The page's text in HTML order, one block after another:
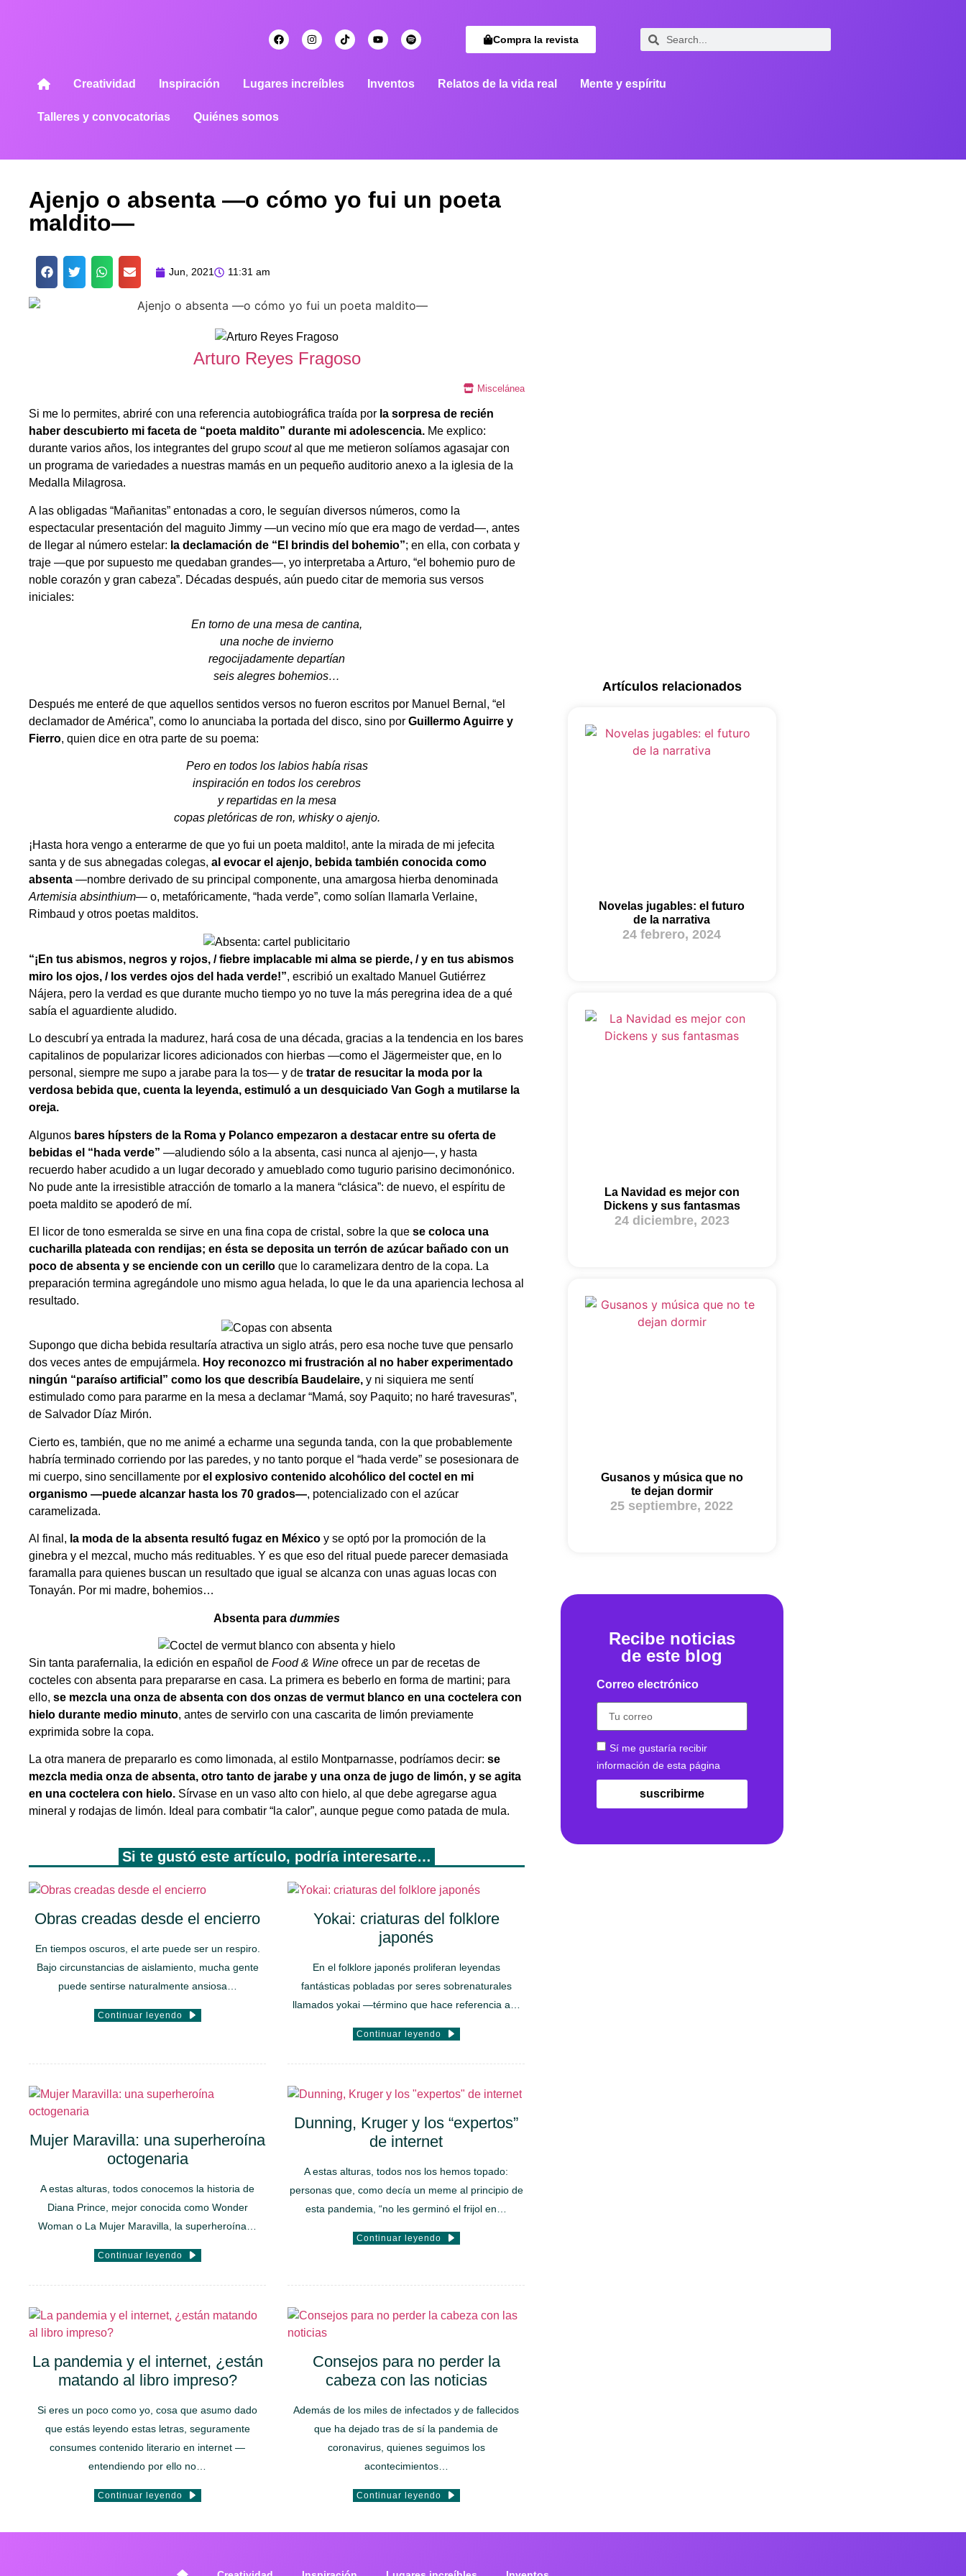
Compra la revista
Creatividad Inspiración Lugares increíbles Inventos Relatos de la vida real Mente y espíritu
Talleres y convocatorias Quiénes somos
Ajenjo o absenta —o cómo yo fui un poeta
maldito—
Jun, 2021 11:31 am
Arturo Reyes Fragoso
Miscelánea
Si me lo permites, abriré con una referencia autobiográfica traída por la sorpresa de recién
haber descubierto mi faceta de “poeta maldito” durante mi adolescencia. Me explico:
durante varios años, los integrantes del grupo scoutal que me metieron solíamos agasajar con
un programa de variedades a nuestras mamás en un pequeño auditorio anexo a la iglesia de la
Medalla Milagrosa.
A las obligadas “Mañanitas” entonadas a coro, le seguían diversos números, como la
espectacular presentación del maguito Jimmy —un vecino mío que era mago de verdad—, antes
de llegar al número estelar: la declamación de “El brindis del bohemio”; en ella, con corbata y
traje —que por supuesto me quedaban grandes—, yo interpretaba a Arturo, “el bohemio puro de
noble corazón y gran cabeza”. Décadas después, aún puedo citar de memoria sus versos
iniciales:
En torno de una mesa de cantina,
una noche de invierno
regocijadamente departían
seis alegres bohemios…
Después me enteré de que aquellos sentidos versos no fueron escritos por Manuel Bernal, “el
declamador de América”, como lo anunciaba la portada del disco, sino por Guillermo Aguirre y
Fierro, quien dice en otra parte de su poema:
Pero en todos los labios había risas
inspiración en todos los cerebros
y repartidas en la mesa
copas pletóricas de ron, whisky o ajenjo.
¡Hasta hora vengo a enterarme de que yo fui un poeta maldito!, ante la mirada de mi jefecita
santa y de sus abnegadas colegas, al evocar el ajenjo, bebida también conocida como
absenta —nombre derivado de su principal componente, una amargosa hierba denominada
Artemisia absinthium— o, metafóricamente, “hada verde”, como solían llamarla Verlaine,
Rimbaud y otros poetas malditos.
“¡En tus abismos, negros y rojos, / fiebre implacable mi alma se pierde, / y en tus abismos
miro los ojos, / los verdes ojos del hada verde!”, escribió un exaltado Manuel Gutiérrez
Nájera, pero la verdad es que durante mucho tiempo yo no tuve la más peregrina idea de a qué
sabía el aguardiente aludido.
Lo descubrí ya entrada la madurez, hará cosa de una década, gracias a la tendencia en los bares
capitalinos de popularizar licores adicionados con hierbas —como el Jägermeister que, en lo
personal, siempre me supo a jarabe para la tos— y de tratar de resucitar la moda por la
verdosa bebida que, cuenta la leyenda, estimuló a un desquiciado Van Gogh a mutilarse la
oreja.
Algunos bares hípsters de la Roma y Polanco empezaron a destacar entre su oferta de
bebidas el “hada verde” —aludiendo sólo a la absenta, casi nunca al ajenjo—, y hasta
recuerdo haber acudido a un lugar decorado y amueblado como tugurio parisino decimonónico.
No pude ante la irresistible atracción de tomarlo a la manera “clásica”: de nuevo, el espíritu de
poeta maldito se apoderó de mí.
El licor de tono esmeralda se sirve en una fina copa de cristal, sobre la que se coloca una
cucharilla plateada con rendijas; en ésta se deposita un terrón de azúcar bañado con un
poco de absenta y se enciende con un cerillo que lo caramelizara dentro de la copa. La
preparación termina agregándole uno mismo agua helada, lo que le da una apariencia lechosa al
resultado.
Supongo que dicha bebida resultaría atractiva un siglo atrás, pero esa noche tuve que pensarlo
dos veces antes de empujármela. Hoy reconozco mi frustración al no haber experimentado
ningún “paraíso artificial” como los que describía Baudelaire, y ni siquiera me sentí
estimulado como para pararme en la mesa a declamar “Mamá, soy Paquito; no haré travesuras”,
de Salvador Díaz Mirón.
Cierto es, también, que no me animé a echarme una segunda tanda, con la que probablemente
habría terminado corriendo por las paredes, y no tanto porque el “hada verde” se posesionara de
mi cuerpo, sino sencillamente por el explosivo contenido alcohólico del coctel en mi
organismo —puede alcanzar hasta los 70 grados—, potencializado con el azúcar
caramelizada.
Al final, la moda de la absenta resultó fugaz en México y se optó por la promoción de la
ginebra y el mezcal, mucho más redituables. Y es que eso del ritual puede parecer demasiada
faramalla para quienes buscan un resultado que igual se alcanza con unas aguas locas con
Tonayán. Por mi madre, bohemios…
Absenta para dummies
Sin tanta parafernalia, la edición en español de Food & Wine ofrece un par de recetas de
cocteles con absenta para prepararse en casa. La primera es beberlo en forma de martini; para
ello, se mezcla una onza de absenta con dos onzas de vermut blanco en una coctelera con
hielo durante medio minuto, antes de servirlo con una cascarita de limón previamente
exprimida sobre la copa.
La otra manera de prepararlo es como limonada, al estilo Montparnasse, podríamos decir: se
mezcla media onza de absenta, otro tanto de jarabe y una onza de jugo de limón, y se agita
en una coctelera con hielo. Sírvase en un vaso alto con hielo, al que debe agregarse agua
mineral y rodajas de limón. Ideal para combatir “la calor”, aunque pegue como patada de mula.
Si te gustó este artículo, podría interesarte…
Obras creadas desde el encierro
En tiempos oscuros, el arte puede ser un respiro.
Bajo circunstancias de aislamiento, mucha gente
puede sentirse naturalmente ansiosa…
Continuar leyendo
Yokai: criaturas del folklore
japonés
En el folklore japonés proliferan leyendas
fantásticas pobladas por seres sobrenaturales
llamados yokai —término que hace referencia a…
Continuar leyendo
Mujer Maravilla: una superheroína
octogenaria
A estas alturas, todos conocemos la historia de
Diana Prince, mejor conocida como Wonder
Woman o La Mujer Maravilla, la superheroína…
Continuar leyendo
Dunning, Kruger y los “expertos”
de internet
A estas alturas, todos nos los hemos topado:
personas que, como decía un meme al principio de
esta pandemia, “no les germinó el frijol en…
Continuar leyendo
La pandemia y el internet, ¿están
matando al libro impreso?
Si eres un poco como yo, cosa que asumo dado
que estás leyendo estas letras, seguramente
consumes contenido literario en internet —
entendiendo por ello no…
Continuar leyendo
Consejos para no perder la
cabeza con las noticias
Además de los miles de infectados y de fallecidos
que ha dejado tras de sí la pandemia de
coronavirus, quienes seguimos los
acontecimientos…
Continuar leyendo
Artículos relacionados
Novelas jugables: el futuro
de la narrativa
24 febrero, 2024
La Navidad es mejor con
Dickens y sus fantasmas
24 diciembre, 2023
Gusanos y música que no
te dejan dormir
25 septiembre, 2022
Recibe noticias
de este blog
Correo electrónico
Sí me gustaría recibir
información de esta página
suscribirme